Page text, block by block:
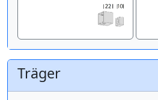
Träger